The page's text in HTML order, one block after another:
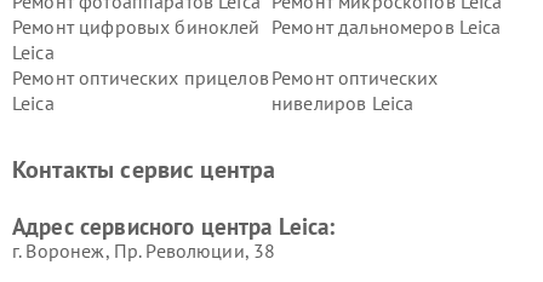
Ремонт цифровых биноклей
Leica
Ремонт дальномеров Leica
Ремонт оптических прицелов
Leica
Ремонт оптических
нивелиров Leica
Контакты сервис центра
Адрес сервисного центра Leica:
г. Воронеж, Пр. Революции, 38